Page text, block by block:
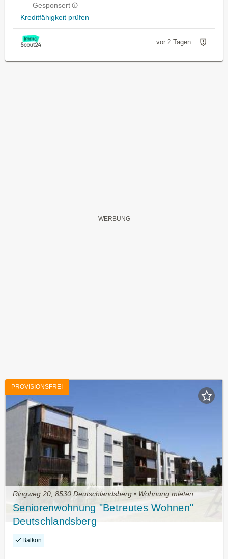
Gesponsert
Kreditfähigkeit prüfen
vor 2 Tagen
PROVISIONSFREI
Ringweg 20, 8530 Deutschlandsberg • Wohnung mieten
Seniorenwohnung "Betreutes Wohnen"
Deutschlandsberg
Balkon